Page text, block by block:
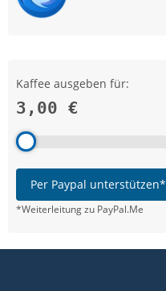
Kaffee ausgeben für:
3,00 €
Per Paypal unterstützen*
*Weiterleitung zu PayPal.Me